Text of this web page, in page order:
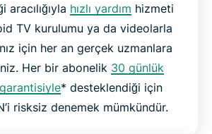
hızlı yardım hizmeti
TV kurulumu ya da videolarla
için her an gerçek uzmanlara
Her bir abonelik 30 günlük
* desteklendiği için
risksiz denemek mümkündür.